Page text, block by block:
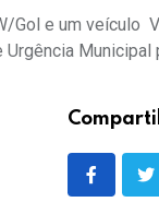
Gol e um veículo
Municipal